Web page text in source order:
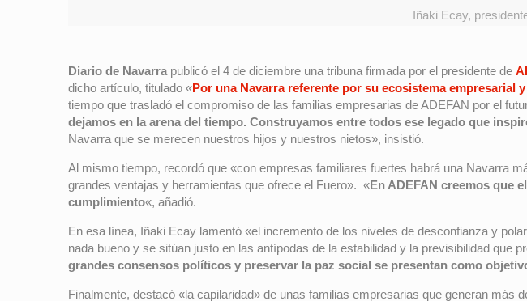
Iñaki Ecay,
Diario de Navarra publicó el 4 de diciembre una tribuna firmada por el presidente de
dicho artículo, titulado «Por una Navarra referente por su ecosistema empresarial
tiempo que trasladó el compromiso de las familias empresarias de ADEFAN por el
dejamos en la arena del tiempo. Construyamos entre todos ese legado que
Navarra que se merecen nuestros hijos y nuestros nietos», insistió.
Al mismo tiempo, recordó que «con empresas familiares fuertes habrá una Navarra
grandes ventajas y herramientas que ofrece el Fuero». «En ADEFAN creemos que
cumplimiento«, añadió.
En esa línea, Iñaki Ecay lamentó «el incremento de los niveles de desconfianza y
nada bueno y se sitúan justo en las antípodas de la estabilidad y la previsibilidad que
grandes consensos políticos y preservar la paz social se presentan como
Finalmente, destacó «la capilaridad» de unas familias empresarias que generan